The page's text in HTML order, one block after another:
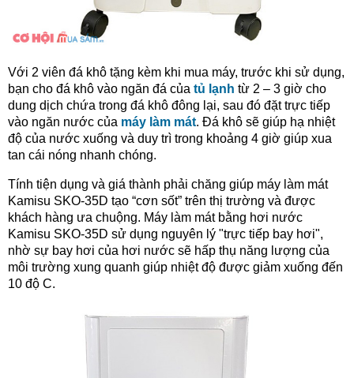
Với 2 viên đá khô tặng kèm khi mua máy, trước khi sử dụng,
bạn cho đá khô vào ngăn đá của tủ lạnh từ 2 – 3 giờ cho
dung dịch chứa trong đá khô đông lại, sau đó đặt trực tiếp
vào ngăn nước của máy làm mát. Đá khô sẽ giúp hạ nhiệt
độ của nước xuống và duy trì trong khoảng 4 giờ giúp xua
tan cái nóng nhanh chóng.
Tính tiện dụng và giá thành phải chăng giúp máy làm mát
Kamisu SKO-35D tạo “cơn sốt” trên thị trường và được
khách hàng ưa chuộng. Máy làm mát bằng hơi nước
Kamisu SKO-35D sử dụng nguyên lý "trực tiếp bay hơi",
nhờ sự bay hơi của hơi nước sẽ hấp thụ năng lượng của
môi trường xung quanh giúp nhiệt độ được giảm xuống đến
10 độ C.